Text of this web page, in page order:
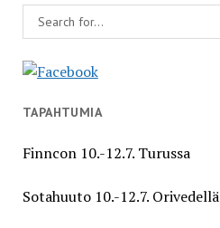
TAPAHTUMIA
Finncon 10.-12.7. Turussa
Sotahuuto 10.-12.7. Orivedellä